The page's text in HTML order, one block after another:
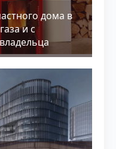
дома в
и с